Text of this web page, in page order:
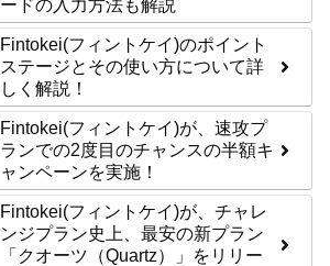
ードの入力方法も解説
Fintokei(フィントケイ)のポイント
ステージとその使い方について詳
しく解説！
Fintokei(フィントケイ)が、速攻プ
ランでの2度目のチャンスの半額キ
ャンペーンを実施！
Fintokei(フィントケイ)が、チャレ
ンジプラン史上、最安の新プラン
「クオーツ（Quartz）」をリリー